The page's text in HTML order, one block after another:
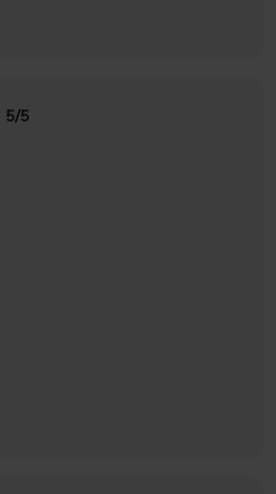
meg számukra vagy az
5/5